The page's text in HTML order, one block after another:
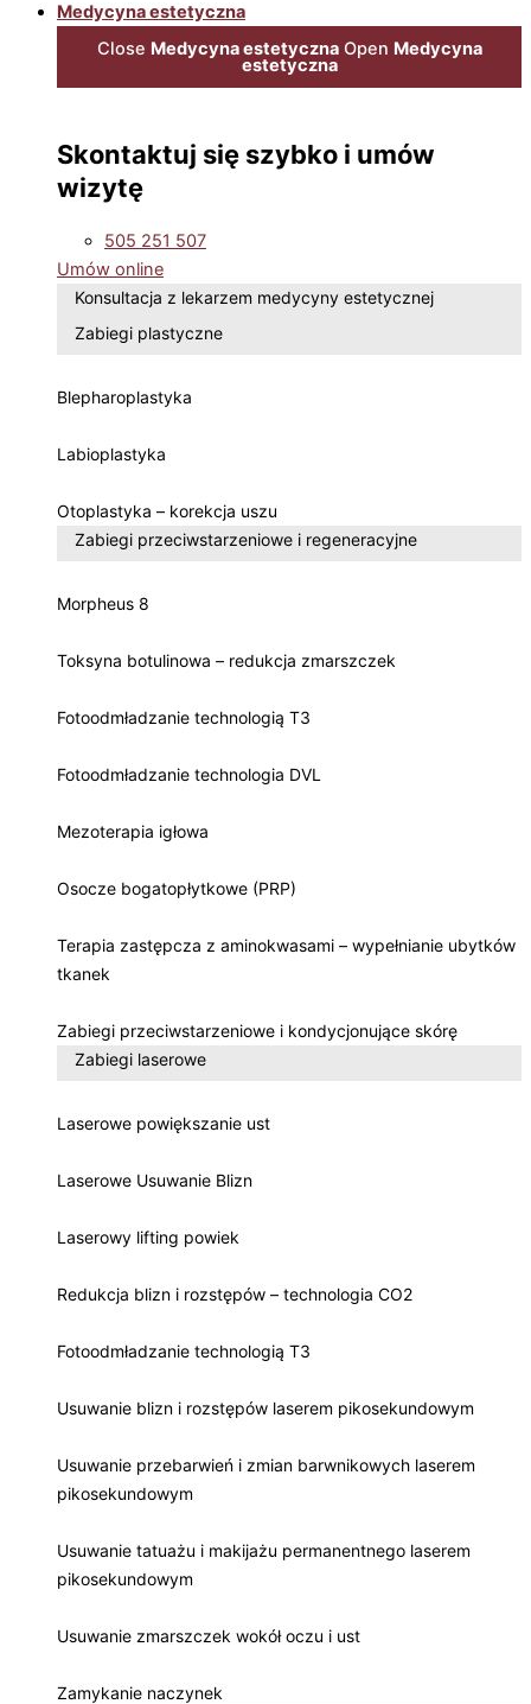
Medycyna estetyczna
Close Medycyna estetyczna Open Medycyna
estetyczna
Skontaktuj się szybko i umów
wizytę
505 251 507
Umów online
Konsultacja z lekarzem medycyny estetycznej
Zabiegi plastyczne
Blepharoplastyka
Labioplastyka
Otoplastyka – korekcja uszu
Zabiegi przeciwstarzeniowe i regeneracyjne
Morpheus 8
Toksyna botulinowa – redukcja zmarszczek
Fotoodmładzanie technologią T3
Fotoodmładzanie technologia DVL
Mezoterapia igłowa
Osocze bogatopłytkowe (PRP)
Terapia zastępcza z aminokwasami – wypełnianie ubytków
tkanek
Zabiegi przeciwstarzeniowe i kondycjonujące skórę
Zabiegi laserowe
Laserowe powiększanie ust
Laserowe Usuwanie Blizn
Laserowy lifting powiek
Redukcja blizn i rozstępów – technologia CO2
Fotoodmładzanie technologią T3
Usuwanie blizn i rozstępów laserem pikosekundowym
Usuwanie przebarwień i zmian barwnikowych laserem
pikosekundowym
Usuwanie tatuażu i makijażu permanentnego laserem
pikosekundowym
Usuwanie zmarszczek wokół oczu i ust
Zamykanie naczynek